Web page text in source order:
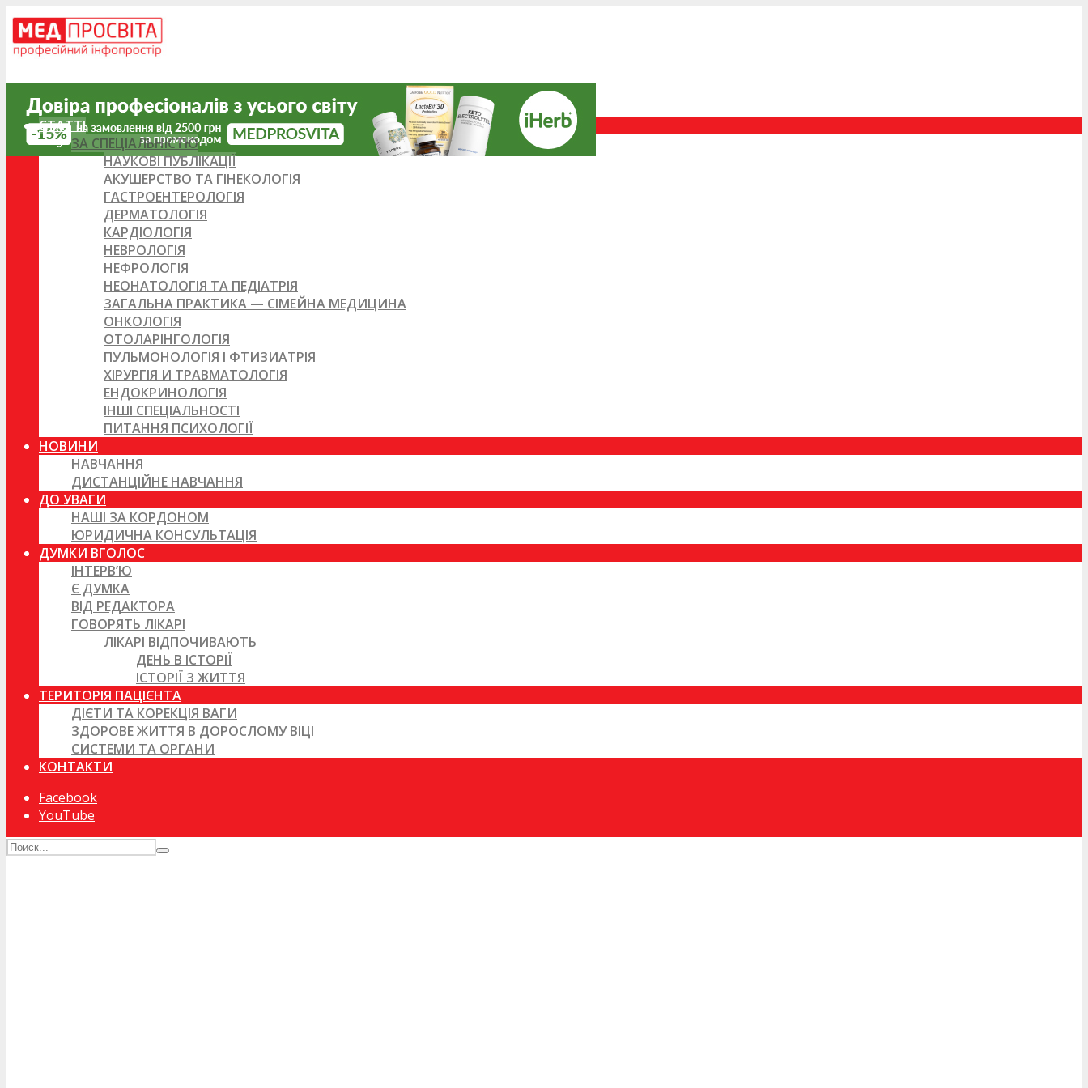
СТАТТІ
ЗА СПЕЦІАЛЬНІСТЮ
НАУКОВІ ПУБЛІКАЦІЇ
АКУШЕРСТВО ТА ГІНЕКОЛОГІЯ
ГАСТРОЕНТЕРОЛОГІЯ
ДЕРМАТОЛОГІЯ
КАРДІОЛОГІЯ
НЕВРОЛОГІЯ
НЕФРОЛОГІЯ
НЕОНАТОЛОГІЯ ТА ПЕДІАТРІЯ
ЗАГАЛЬНА ПРАКТИКА — СІМЕЙНА МЕДИЦИНА
ОНКОЛОГІЯ
ОТОЛАРІНГОЛОГІЯ
ПУЛЬМОНОЛОГІЯ І ФТИЗИАТРІЯ
ХІРУРГІЯ И ТРАВМАТОЛОГІЯ
ЕНДОКРИНОЛОГІЯ
ІНШІ СПЕЦІАЛЬНОСТІ
ПИТАННЯ ПСИХОЛОГІЇ
НОВИНИ
НАВЧАННЯ
ДИСТАНЦІЙНЕ НАВЧАННЯ
ДО УВАГИ
НАШІ ЗА КОРДОНОМ
ЮРИДИЧНА КОНСУЛЬТАЦІЯ
ДУМКИ ВГОЛОС
ІНТЕРВ’Ю
Є ДУМКА
ВІД РЕДАКТОРА
ГОВОРЯТЬ ЛІКАРІ
ЛІКАРІ ВІДПОЧИВАЮТЬ
ДЕНЬ В ІСТОРІЇ
ІСТОРІЇ З ЖИТТЯ
ТЕРИТОРІЯ ПАЦІЄНТА
ДІЄТИ ТА КОРЕКЦІЯ ВАГИ
ЗДОРОВЕ ЖИТТЯ В ДОРОСЛОМУ ВІЦІ
СИСТЕМИ ТА ОРГАНИ
КОНТАКТИ
Facebook
YouTube